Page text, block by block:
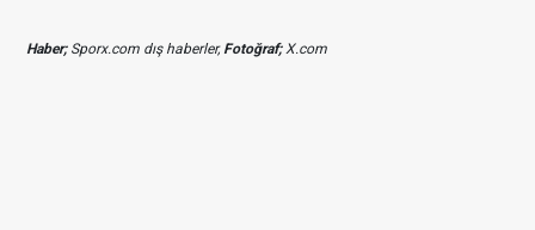
Haber;Sporx.com dış haberler,Fotoğraf;X.com